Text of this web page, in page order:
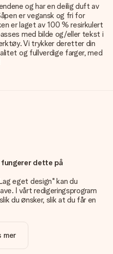
og har en deilig duft av
er vegansk og fri for
er laget av 100 % resirkulert
med bilde og/eller tekst i
Vi trykker deretter din
og fullverdige farger, med
fungerer dette på
eget design" kan du
I vårt redigeringsprogram
du ønsker, slik at du får en
mer